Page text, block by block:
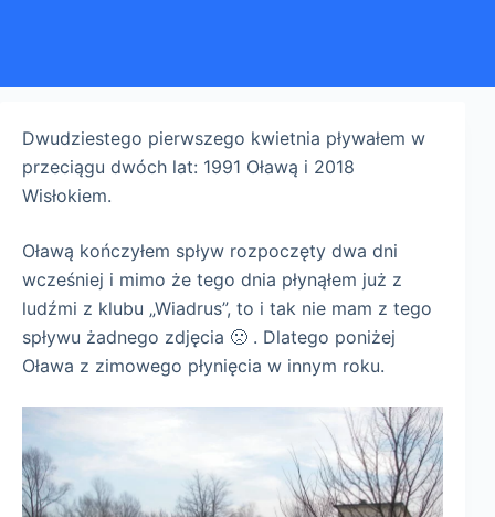
Dwudziestego pierwszego kwietnia pływałem w
przeciągu dwóch lat: 1991 Oławą i 2018
Wisłokiem.
Oławą kończyłem spływ rozpoczęty dwa dni
wcześniej i mimo że tego dnia płynąłem już z
ludźmi z klubu „Wiadrus”, to i tak nie mam z tego
spływu żadnego zdjęcia 🙁 . Dlatego poniżej
Oława z zimowego płynięcia w innym roku.